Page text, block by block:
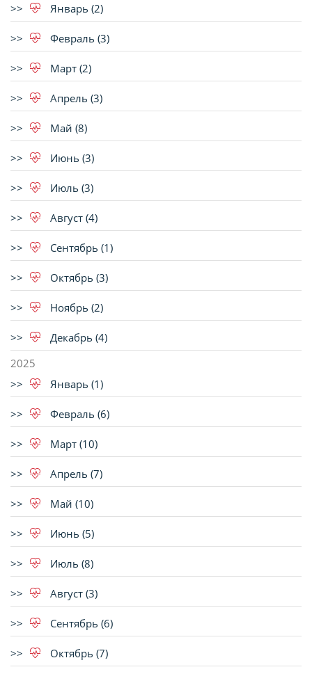
Январь (2)
Февраль (3)
Март (2)
Апрель (3)
Май (8)
Июнь (3)
Июль (3)
Август (4)
Сентябрь (1)
Октябрь (3)
Ноябрь (2)
Декабрь (4)
2025
Январь (1)
Февраль (6)
Март (10)
Апрель (7)
Май (10)
Июнь (5)
Июль (8)
Август (3)
Сентябрь (6)
Октябрь (7)